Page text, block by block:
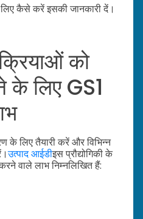
कैसे करें इसकी जानकारी दें।
को
लिए GS1
लिए तैयारी करें और विभिन्न
उत्पाद आईडीइस प्रौद्योगिकी के
वाले लाभ निम्नलिखित हैं: